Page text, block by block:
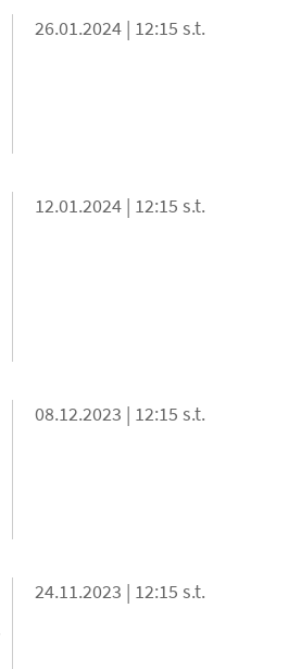
26.01.2024 | 12:15 s.t.
12.01.2024 | 12:15 s.t.
08.12.2023 | 12:15 s.t.
24.11.2023 | 12:15 s.t.